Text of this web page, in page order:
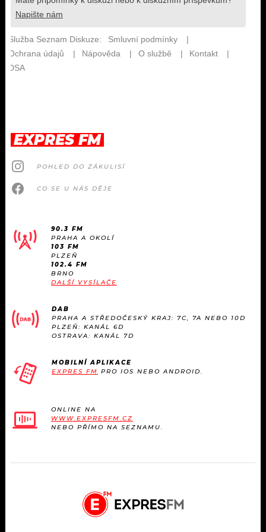
EXPRES FM
POHLED DO ZÁKULISÍ
CO SE U NÁS DĚJE
90.3 FM
PRAHA A OKOLÍ
103 FM
PLZEŇ
102.4 FM
BRNO
DALŠÍ VYSÍLAČE
DAB
PRAHA A STŘEDOČESKÝ KRAJ: 7C, 7A NEBO 10D
PLZEŇ: KANÁL 6D
OSTRAVA: KANÁL 7D
MOBILNÍ APLIKACE
EXPRES FM PRO IOS NEBO ANDROID.
ONLINE NA
WWW.EXPRESFM.CZ
NEBO PŘÍMO NA SEZNAMU.